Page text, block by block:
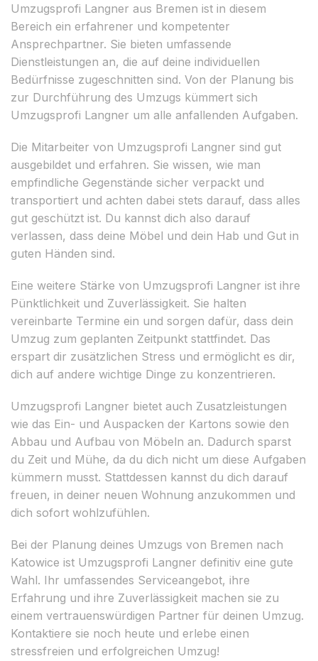
Umzugsprofi Langner aus Bremen ist in diesem
Bereich ein erfahrener und kompetenter
Ansprechpartner. Sie bieten umfassende
Dienstleistungen an, die auf deine individuellen
Bedürfnisse zugeschnitten sind. Von der Planung bis
zur Durchführung des Umzugs kümmert sich
Umzugsprofi Langner um alle anfallenden Aufgaben.
Die Mitarbeiter von Umzugsprofi Langner sind gut
ausgebildet und erfahren. Sie wissen, wie man
empfindliche Gegenstände sicher verpackt und
transportiert und achten dabei stets darauf, dass alles
gut geschützt ist. Du kannst dich also darauf
verlassen, dass deine Möbel und dein Hab und Gut in
guten Händen sind.
Eine weitere Stärke von Umzugsprofi Langner ist ihre
Pünktlichkeit und Zuverlässigkeit. Sie halten
vereinbarte Termine ein und sorgen dafür, dass dein
Umzug zum geplanten Zeitpunkt stattfindet. Das
erspart dir zusätzlichen Stress und ermöglicht es dir,
dich auf andere wichtige Dinge zu konzentrieren.
Umzugsprofi Langner bietet auch Zusatzleistungen
wie das Ein- und Auspacken der Kartons sowie den
Abbau und Aufbau von Möbeln an. Dadurch sparst
du Zeit und Mühe, da du dich nicht um diese Aufgaben
kümmern musst. Stattdessen kannst du dich darauf
freuen, in deiner neuen Wohnung anzukommen und
dich sofort wohlzufühlen.
Bei der Planung deines Umzugs von Bremen nach
Katowice ist Umzugsprofi Langner definitiv eine gute
Wahl. Ihr umfassendes Serviceangebot, ihre
Erfahrung und ihre Zuverlässigkeit machen sie zu
einem vertrauenswürdigen Partner für deinen Umzug.
Kontaktiere sie noch heute und erlebe einen
stressfreien und erfolgreichen Umzug!